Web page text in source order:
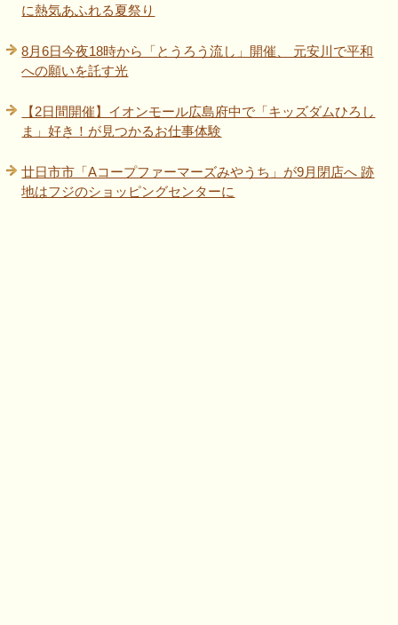
に熱気あふれる夏祭り
8月6日今夜18時から「とうろう流し」開催、 元安川で平和
への願いを託す光
【2日間開催】イオンモール広島府中で「キッズダムひろし
ま」好き！が見つかるお仕事体験
廿日市市「Aコープファーマーズみやうち」が9月閉店へ 跡
地はフジのショッピングセンターに